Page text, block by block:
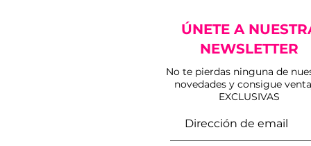
Tarde de éxito en
Peraleda de la Mata
ÚNETE A
NEWSLETTER
No te pierdas ninguna de
novedades y consigue
EXCLUSIVAS